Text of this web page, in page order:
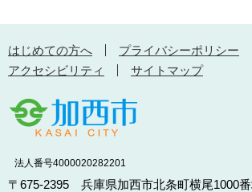
はじめての方へ
プライバシーポリシー
アクセシビリティ
サイトマップ
法人番号4000020282201
〒675-2395 兵庫県加西市北条町横尾1000